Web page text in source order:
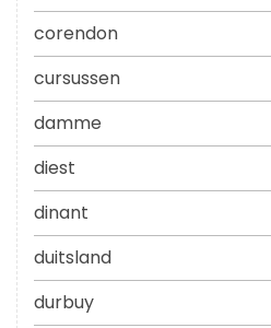
corendon
cursussen
damme
diest
dinant
duitsland
durbuy